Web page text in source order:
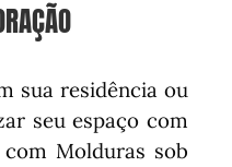
sua residência ou
seu espaço com
Molduras sob